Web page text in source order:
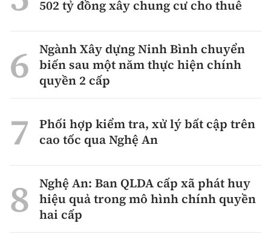
Hà Nội.
Phó Tổng biên tập:Nguyễn Sơn Tùng,
Nguyễn Đức Thắng, La Đức Hùng
Email:
bandoc@baoxaydung.vn
Cấm sao chép dưới mọi hình thức nếu không có sự
502 tỷ đồng xây chung cư cho thuê
Ngành Xây dựng Ninh Bình chuyển
biến sau một năm thực hiện chính
quyền 2 cấp
Phối hợp kiểm tra, xử lý bất cập trên
cao tốc qua Nghệ An
Nghệ An: Ban QLDA cấp xã phát huy
hiệu quả trong mô hình chính quyền
hai cấp